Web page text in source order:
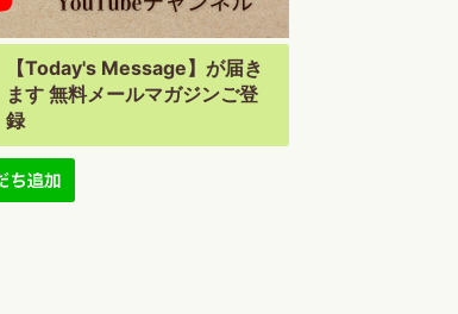
【Today's Message】が届き
ます 無料メールマガジンご登
録